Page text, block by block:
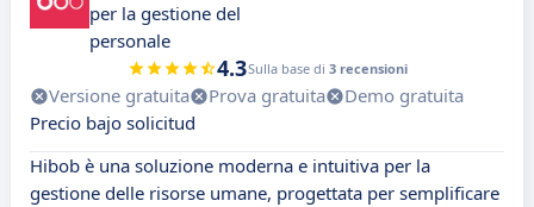
per la gestione del
personale
4.3Sulla base di 3 recensioni
Versione gratuita Prova gratuita
Demo gratuita
Precio bajo solicitud
Hibob è una soluzione moderna e intuitiva per la
gestione delle risorse umane, progettata per semplificare